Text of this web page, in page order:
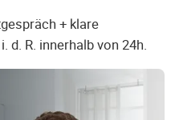
+ klare
d. R. innerhalb von 24h.